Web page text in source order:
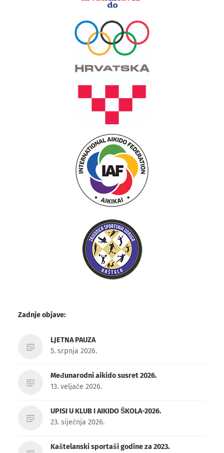
Zadnje objave:
LJETNA PAUZA
5. srpnja 2026.
Međunarodni aikido susret 2026.
13. veljače 2026.
UPISI U KLUB I AIKIDO ŠKOLA-2026.
23. siječnja 2026.
Kaštelanski sportaši godine za 2023.